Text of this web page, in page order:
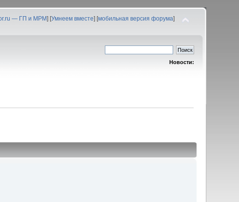
— ГП и МРМ] [Умнеем вместе] [мобильная версия форума]
Новости: